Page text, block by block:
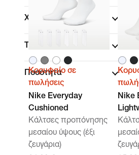
Χαρακτηριστικά
Τεχνολογία
Ποσότητα
Κορυφαίο σε
πωλήσεις
Nike Everyday
Cushioned
Κάλτσες προπόνησης
μεσαίου ύψους (έξι
ζευγάρια)
Nike